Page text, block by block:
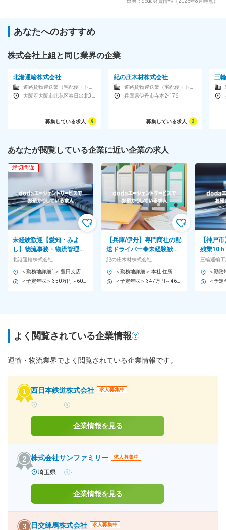
あなたへのおすすめ
株式会社上組と同じ業界の企業
北港運輸株式会社
募集している求人 9
紀の庄木材株式会社
兵庫県伊丹市寺本2-176
募集している求人 3
三
あなたが閲覧している企業に近い企業の求人
締切間近
未経験歓迎【愛知・みよ
し】物流事務・物流管理～
基本土日休み／大手と安定
取引／創業100年超/大型連
休
北港運輸株式会社
【兵庫/伊丹】専門商社の配
送ドライバー◆未経験歓迎
／ノルマ無／賞与２回／日
勤／基本土日休み
紀の庄木材株式会社
【神戸
残業10
／有給
所パー
三輪運輸
よく閲覧されている企業情報
運輸・物流業界でよく閲覧されている企業情報です。
西日本鉄道株式会社 求人募集中
- -
企業情報を見る
株式会社サンファミリー 求人募集中
埼玉県 -
企業情報を見る
日交練馬株式会社 求人募集中